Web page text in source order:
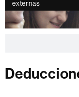
menú
de
Facultad
de
externas